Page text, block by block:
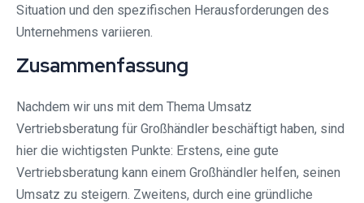
Situation und den spezifischen Herausforderungen des
Unternehmens variieren.
Zusammenfassung
Nachdem wir uns mit dem Thema Umsatz
Vertriebsberatung für Großhändler beschäftigt haben, sind
hier die wichtigsten Punkte: Erstens, eine gute
Vertriebsberatung kann einem Großhändler helfen, seinen
Umsatz zu steigern. Zweitens, durch eine gründliche